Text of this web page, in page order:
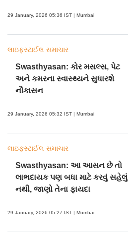
29 January, 2026 05:36 IST | Mumbai
લાઇફસ્ટાઈલ સમાચાર
Swasthyasan: કોર મસલ્સ, પેટ
અને કમરના સ્વાસ્થ્યને સુધારશે
નૌકાસન
29 January, 2026 05:32 IST | Mumbai
લાઇફસ્ટાઈલ સમાચાર
Swasthyasan: આ આસન છે તો
લાભદાયક પણ બધા માટે કરવું સહેલું
નથી, જાણો તેના ફાયદા
29 January, 2026 05:27 IST | Mumbai